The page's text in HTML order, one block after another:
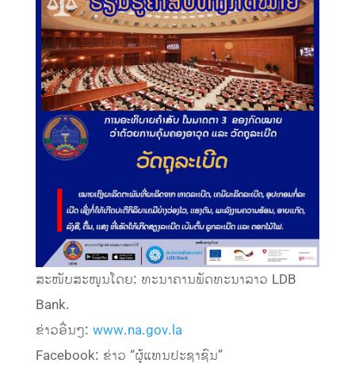
ສະໜັບສະໜູນໂດຍ: ທະນາຄານພັດທະນາລາວ LDB
Bank.
ຂ່າວອື່ນໆ: www.na.gov.la
Facebook: ຂ່າວ “ຜູ້ແທນປະຊາຊົນ”